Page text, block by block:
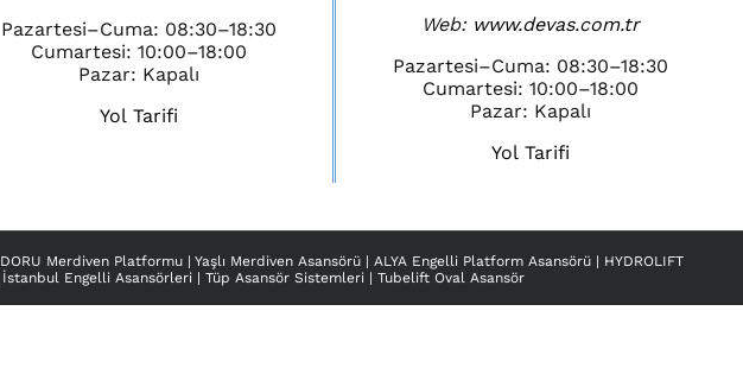
Pazartesi–Cuma: 08:30–18:30
Cumartesi: 10:00–18:00
Pazar: Kapalı
Yol Tarifi
Web: www.devas.com.tr
Pazartesi–Cuma: 08:30–18:30
Cumartesi: 10:00–18:00
Pazar: Kapalı
Yol Tarifi
DORU Merdiven Platformu | Yaşlı Merdiven Asansörü | ALYA Engelli Platform Asansörü | HYDROLIFT
İstanbul Engelli Asansörleri| Tüp Asansör Sistemleri| Tubelift Oval Asansör